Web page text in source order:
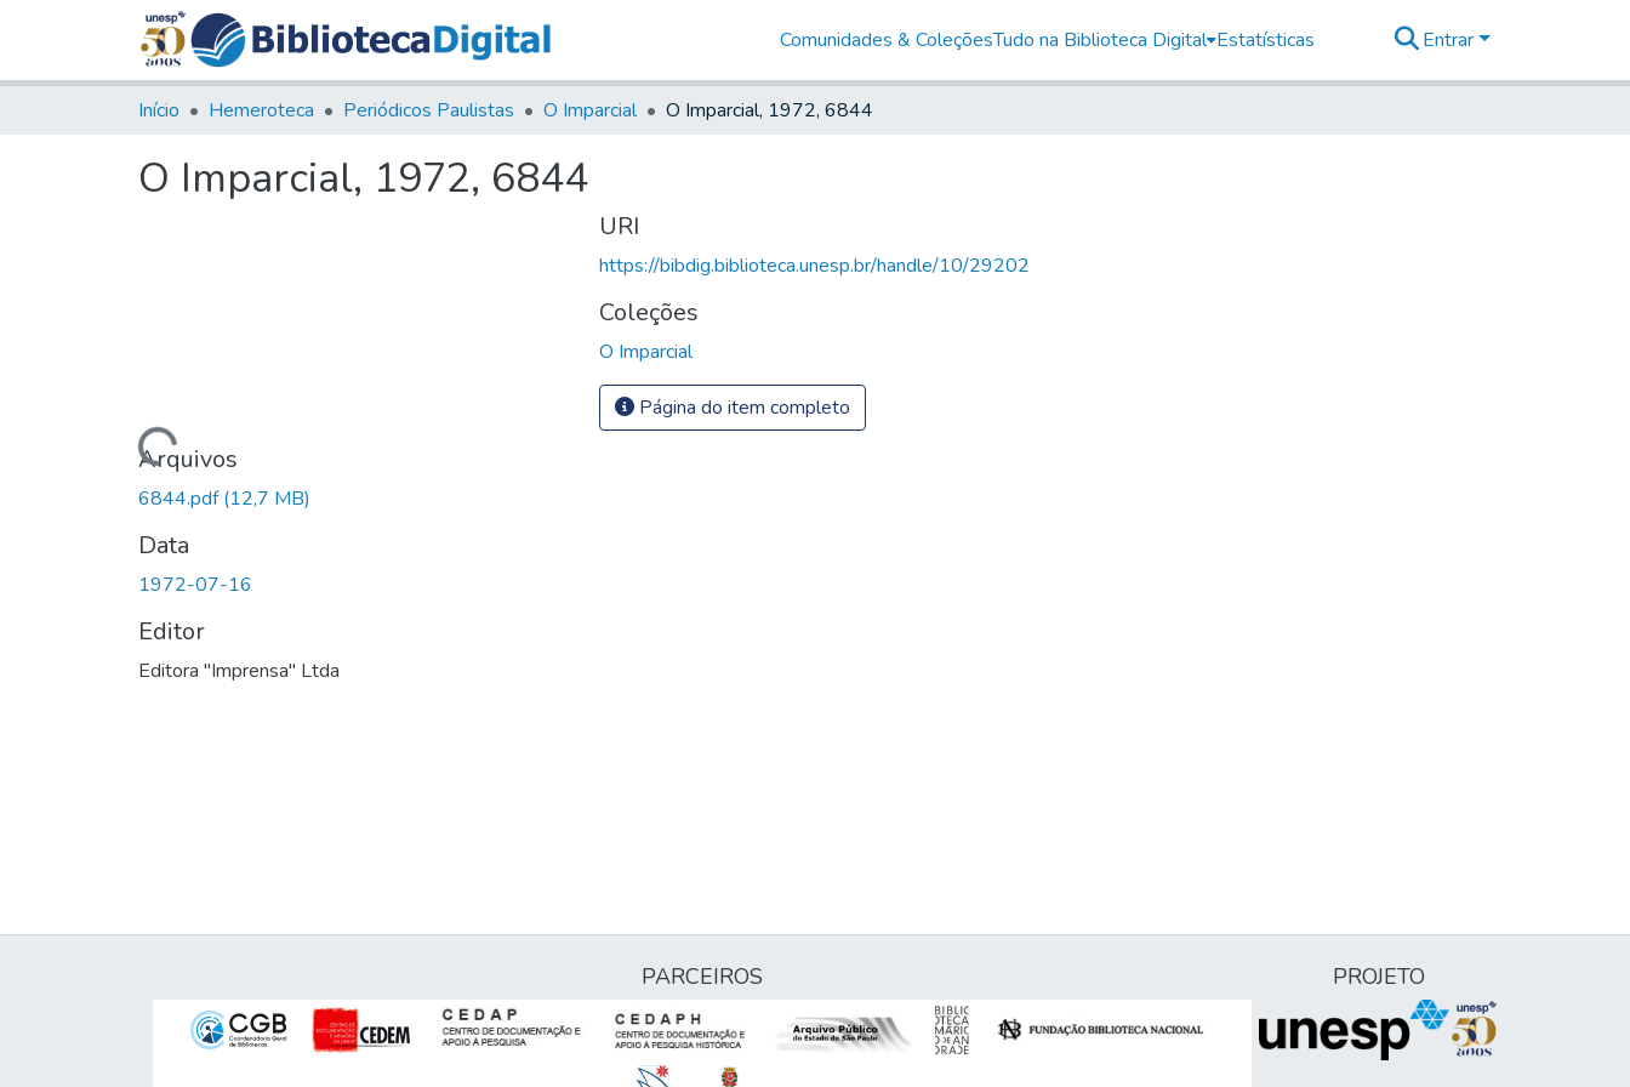
Comunidades & ColeçõesTudo na Biblioteca Digital Estatísticas Entrar
Início Hemeroteca Periódicos Paulistas O Imparcial O Imparcial, 1972, 6844
O Imparcial, 1972, 6844
Carregando...
Arquivos
6844.pdf(12,7 MB)
Data
1972-07-16
Editor
Editora "Imprensa" Ltda
URI
https://bibdig.biblioteca.unesp.br/handle/10/29202
Coleções
O Imparcial
Página do item completo
PARCEIROS PROJETO